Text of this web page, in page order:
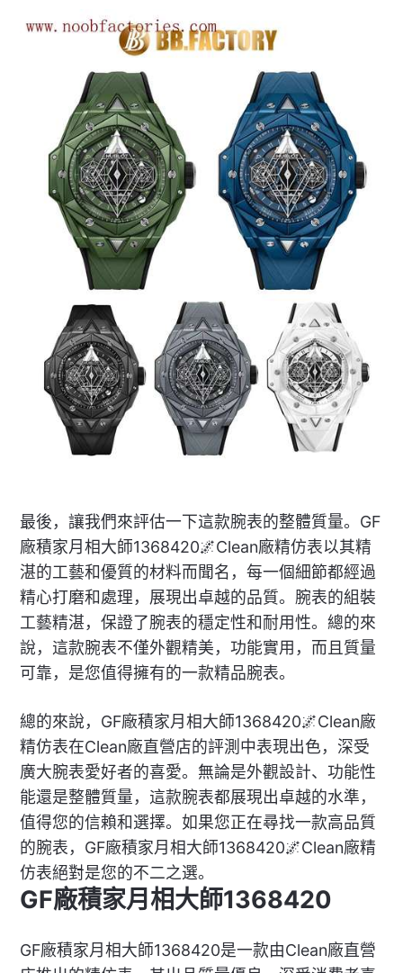
最後，讓我們來評估一下這款腕表的整體質量。GF
廠積家月相大師1368420🌌Clean廠精仿表以其精
湛的工藝和優質的材料而聞名，每一個細節都經過
精心打磨和處理，展現出卓越的品質。腕表的組裝
工藝精湛，保證了腕表的穩定性和耐用性。總的來
說，這款腕表不僅外觀精美，功能實用，而且質量
可靠，是您值得擁有的一款精品腕表。
總的來說，GF廠積家月相大師1368420🌌Clean廠
精仿表在Clean廠直營店的評測中表現出色，深受
廣大腕表愛好者的喜愛。無論是外觀設計、功能性
能還是整體質量，這款腕表都展現出卓越的水準，
值得您的信賴和選擇。如果您正在尋找一款高品質
的腕表，GF廠積家月相大師1368420🌌Clean廠精
仿表絕對是您的不二之選。
GF廠積家月相大師1368420
GF廠積家月相大師1368420是一款由Clean廠直營